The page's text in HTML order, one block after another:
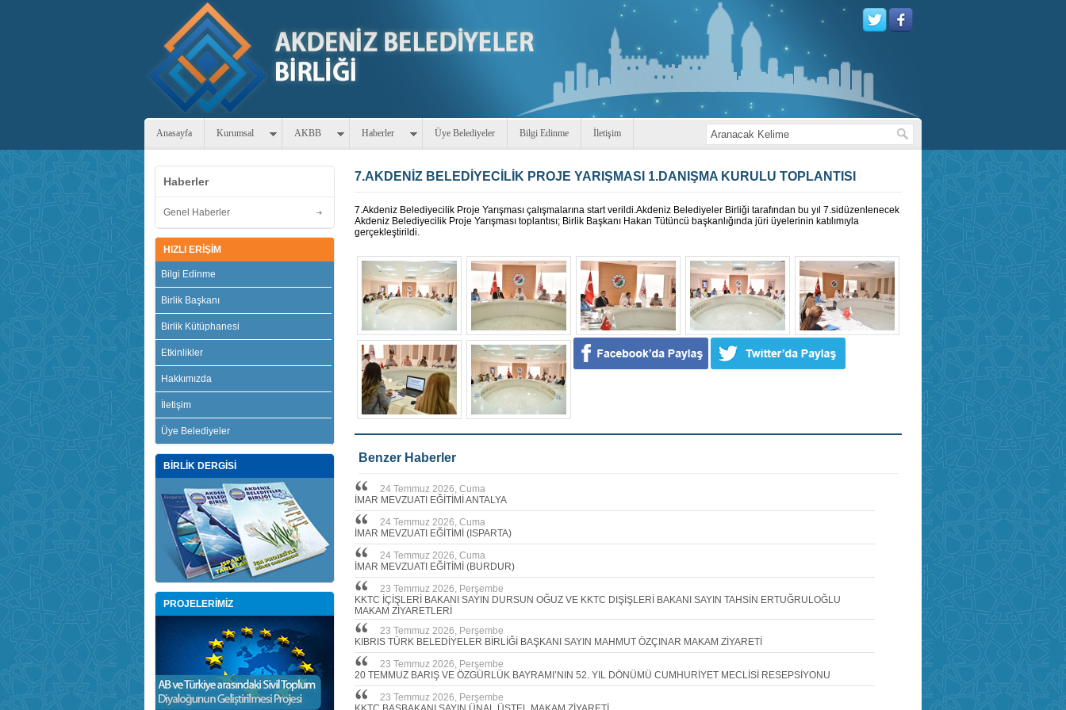
Anasayfa Kurumsal AKBB Haberler Üye Belediyeler Bilgi Edinme İletişim
Haberler
Genel Haberler
HIZLI ERİŞİM
Bilgi Edinme
Birlik Başkanı
Birlik Kütüphanesi
Etkinlikler
Hakkımızda
İletişim
Üye Belediyeler
BİRLİK DERGİSİ
PROJELERİMİZ
7.AKDENİZ BELEDİYECİLİK PROJE YARIŞMASI 1.DANIŞMA KURULU TOPLANTISI
7.Akdeniz Belediyecilik Proje Yarışması çalışmalarına start verildi.Akdeniz Belediyeler Birliği tarafından bu yıl 7.sidüzenlenecek
Akdeniz Belediyecilik Proje Yarışması toplantısı; Birlik Başkanı Hakan Tütüncü başkanlığında jüri üyelerinin katılımıyla
gerçekleştirildi.
Benzer Haberler
24 Temmuz 2026, Cuma
İMAR MEVZUATI EĞİTİMİ ANTALYA
24 Temmuz 2026, Cuma
İMAR MEVZUATI EĞİTİMİ (ISPARTA)
24 Temmuz 2026, Cuma
İMAR MEVZUATI EĞİTİMİ (BURDUR)
23 Temmuz 2026, Perşembe
KKTC İÇİŞLERİ BAKANI SAYIN DURSUN OĞUZ VE KKTC DIŞİŞLERİ BAKANI SAYIN TAHSİN ERTUĞRULOĞLU
MAKAM ZİYARETLERİ
23 Temmuz 2026, Perşembe
KIBRIS TÜRK BELEDİYELER BİRLİĞİ BAŞKANI SAYIN MAHMUT ÖZÇINAR MAKAM ZİYARETİ
23 Temmuz 2026, Perşembe
20 TEMMUZ BARIŞ VE ÖZGÜRLÜK BAYRAMI’NIN 52. YIL DÖNÜMÜ CUMHURİYET MECLİSİ RESEPSİYONU
23 Temmuz 2026, Perşembe